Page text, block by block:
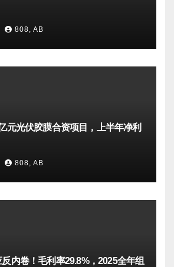
808, AB
元光伏胶膜合资项目，上半年净利
808, AB
内卷！毛利率29.8%，2025全年组